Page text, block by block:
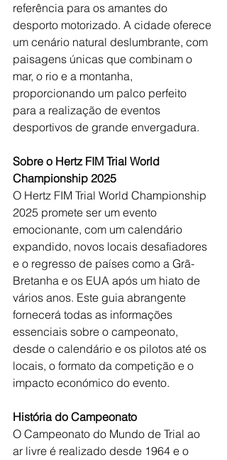
referência para os amantes do
desporto motorizado. A cidade oferece
um cenário natural deslumbrante, com
paisagens únicas que combinam o
mar, o rio e a montanha,
proporcionando um palco perfeito
para a realização de eventos
desportivos de grande envergadura.
Sobre o Hertz FIM Trial World
Championship 2025
O Hertz FIM Trial World Championship
2025 promete ser um evento
emocionante, com um calendário
expandido, novos locais desafiadores
e o regresso de países como a Grã-
Bretanha e os EUA após um hiato de
vários anos. Este guia abrangente
fornecerá todas as informações
essenciais sobre o campeonato,
desde o calendário e os pilotos até os
locais, o formato da competição e o
impacto económico do evento.
História do Campeonato
O Campeonato do Mundo de Trial ao
ar livre é realizado desde 1964 e o